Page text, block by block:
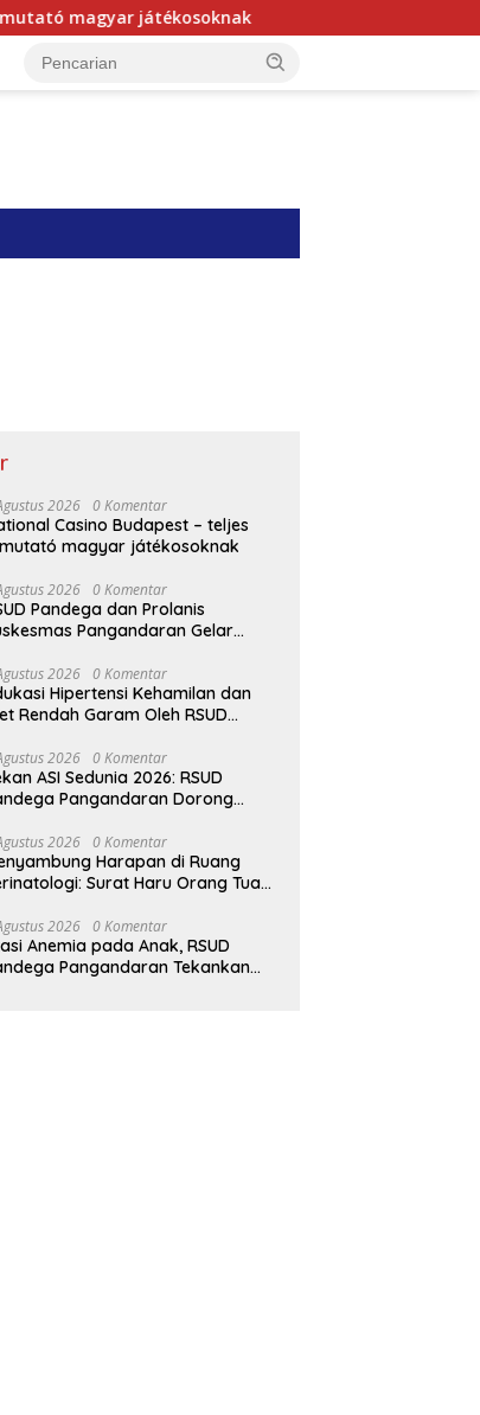
játékosoknak Online Casino BetMatch
2026 0 Komentar
Casino Budapest – teljes
magyar játékosoknak
2026 0 Komentar
Pandega dan Prolanis
Pangandaran Gelar
2026 0 Komentar
Hipertensi Kehamilan dan
Rendah Garam Oleh RSUD
2026 0 Komentar
ASI Sedunia 2026: RSUD
Pangandaran Dorong
2026 0 Komentar
Harapan di Ruang
Surat Haru Orang Tua
2026 0 Komentar
Anemia pada Anak, RSUD
Pangandaran Tekankan